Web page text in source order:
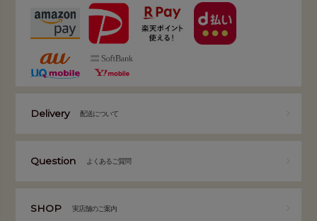
Delivery 配送について
Question よくあるご質問
SHOP 実店舗のご案内